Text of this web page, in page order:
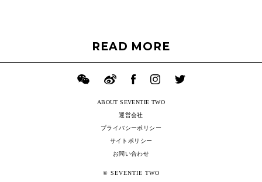
READ MORE
ABOUT SEVENTIE TWO
運営会社
プライバシーポリシー
サイトポリシー
お問い合わせ
© SEVENTIE TWO